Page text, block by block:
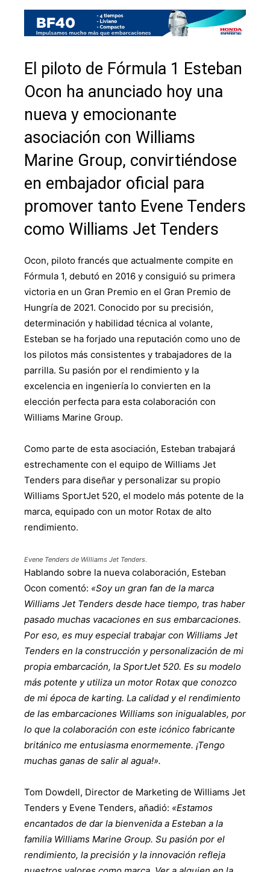
El piloto de Fórmula 1 Esteban
Ocon ha anunciado hoy una
nueva y emocionante
asociación con Williams
Marine Group, convirtiéndose
en embajador oficial para
promover tanto Evene Tenders
como Williams Jet Tenders
Ocon, piloto francés que actualmente compite en
Fórmula 1, debutó en 2016 y consiguió su primera
victoria en un Gran Premio en el Gran Premio de
Hungría de 2021. Conocido por su precisión,
determinación y habilidad técnica al volante,
Esteban se ha forjado una reputación como uno de
los pilotos más consistentes y trabajadores de la
parrilla. Su pasión por el rendimiento y la
excelencia en ingeniería lo convierten en la
elección perfecta para esta colaboración con
Williams Marine Group.
Como parte de esta asociación, Esteban trabajará
estrechamente con el equipo de Williams Jet
Tenders para diseñar y personalizar su propio
Williams SportJet 520, el modelo más potente de la
marca, equipado con un motor Rotax de alto
rendimiento.
Evene Tenders de Williams Jet Tenders.
Hablando sobre la nueva colaboración, Esteban
Ocon comentó: «Soy un gran fan de la marca
Williams Jet Tenders desde hace tiempo, tras haber
pasado muchas vacaciones en sus embarcaciones.
Por eso, es muy especial trabajar con Williams Jet
Tenders en la construcción y personalización de mi
propia embarcación, la SportJet 520. Es su modelo
más potente y utiliza un motor Rotax que conozco
de mi época de karting. La calidad y el rendimiento
de las embarcaciones Williams son inigualables, por
lo que la colaboración con este icónico fabricante
británico me entusiasma enormemente. ¡Tengo
muchas ganas de salir al agua!».
Tom Dowdell, Director de Marketing de Williams Jet
Tenders y Evene Tenders, añadió: «Estamos
encantados de dar la bienvenida a Esteban a la
familia Williams Marine Group. Su pasión por el
rendimiento, la precisión y la innovación refleja